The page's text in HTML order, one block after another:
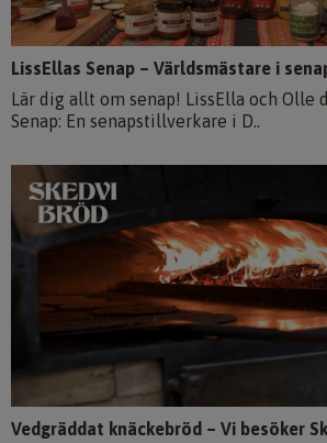
LissEllas Senap – Världsmästare i
Lär dig allt om senap! LissElla och Olle
Senap: En senapstillverkare i D..
Vedgräddat knäckebröd – Vi besöker